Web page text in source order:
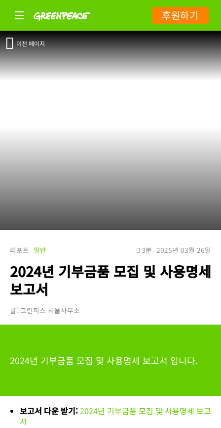
후원하기
이전 페이지
리포트 일반 3분 2025년 03월 26일
2024년 기부금품 모집 및 사용명세
보고서
글: 그린피스 서울사무소
2024년 기부금품 모집 및 사용명세 보고서 입니다.
보고서 다운 받기:2024년 기부금품 모집 및 사용명세 보고
서